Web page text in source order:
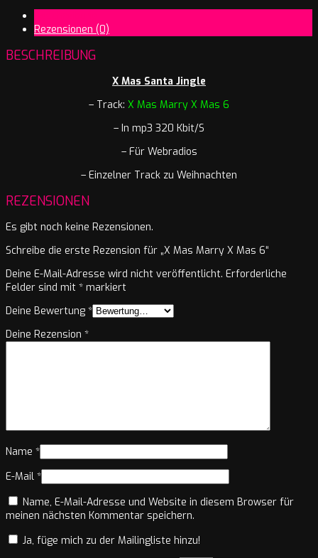
MengeRezensionen (0)
BESCHREIBUNG
X Mas Santa Jingle
– Track: X Mas Marry X Mas 6
– In mp3 320 Kbit/S
– Für Webradios
– Einzelner Track zu Weihnachten
REZENSIONEN
Es gibt noch keine Rezensionen.
Schreibe die erste Rezension für „X Mas Marry X Mas 6“
Deine E-Mail-Adresse wird nicht veröffentlicht. Erforderliche
Felder sind mit * markiert
Deine Bewertung *
Deine Rezension *
Name *
E-Mail *
Name, E-Mail-Adresse und Website in diesem Browser für
meinen nächsten Kommentar speichern.
Ja, füge mich zu der Mailingliste hinzu!